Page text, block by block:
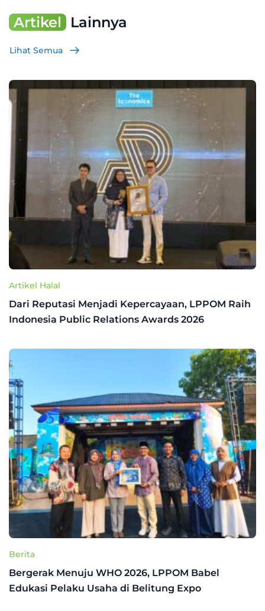
Artikel Lainnya
Lihat Semua
Artikel Halal
Dari Reputasi Menjadi Kepercayaan, LPPOM Raih
Indonesia Public Relations Awards 2026
Berita
Bergerak Menuju WHO 2026, LPPOM Babel
Edukasi Pelaku Usaha di Belitung Expo